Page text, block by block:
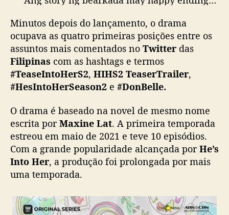
n
t
s
m
a
i
s
o
m
e
n
t
a
s
d
Catch the FULL TRAILER PREMIERE this
MARCH 19, 1PM! HOO-HAH!
#TeaseIntoHerS2@iwanttfc @ABSCBN
pic.twitter.com/927tHxaIev
2022
Minutos depois do lançamento, o drama
ocupava as quatro primeiras posições entre os
assuntos mais comentados no Twitter das
Filipinas com as hashtags e termos
#TeaseIntoHerS2, HIHS2 TeaserTrailer,
#HesIntoHerSeason2 e #DonBelle.
O drama é baseado na novel de mesmo nome
escrita porMaxine Lat. A primeira temporada
estreou em maio de 2021 e teve 10 episódios.
Com a grande popularidade alcançada porHe’s
Into Her, a produção foi prolongada por mais
uma temporada.